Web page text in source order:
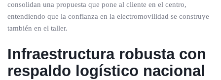
consolidan una propuesta que pone al cliente en el centro,
entendiendo que la confianza en la electromovilidad se construye
también en el taller.
Infraestructura robusta con
respaldo logístico nacional